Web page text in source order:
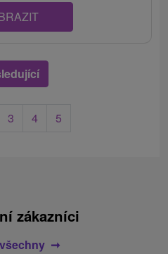
3 4 5
zákazníci